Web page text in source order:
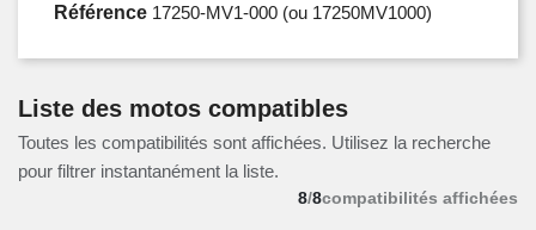
Référence 17250-MV1-000 (ou 17250MV1000)
Liste des motos compatibles
Toutes les compatibilités sont affichées. Utilisez la recherche
pour filtrer instantanément la liste.
8/8compatibilités affichées